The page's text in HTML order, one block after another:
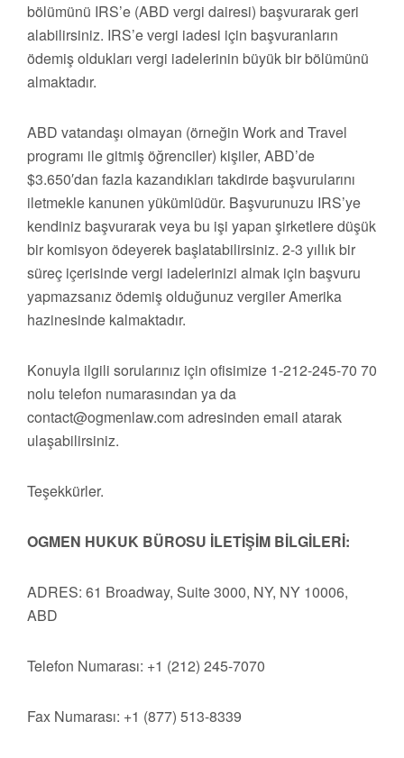
bölümünü IRS’e (ABD vergi dairesi) başvurarak geri
alabilirsiniz. IRS’e vergi iadesi için başvuranların
ödemiş oldukları vergi iadelerinin büyük bir bölümünü
almaktadır.
ABD vatandaşı olmayan (örneğin Work and Travel
programı ile gitmiş öğrenciler) kişiler, ABD’de
$3.650′dan fazla kazandıkları takdirde başvurularını
iletmekle kanunen yükümlüdür. Başvurunuzu IRS’ye
kendiniz başvurarak veya bu işi yapan şirketlere düşük
bir komisyon ödeyerek başlatabilirsiniz. 2-3 yıllık bir
süreç içerisinde vergi iadelerinizi almak için başvuru
yapmazsanız ödemiş olduğunuz vergiler Amerika
hazinesinde kalmaktadır.
Konuyla ilgili sorularınız için ofisimize 1-212-245-70 70
nolu telefon numarasından ya da
contact@ogmenlaw.comadresinden email atarak
ulaşabilirsiniz.
Teşekkürler.
OGMEN HUKUK BÜROSU İLETİŞİM BİLGİLERİ:
ADRES: 61 Broadway, Suite 3000, NY, NY 10006,
ABD
Telefon Numarası: +1 (212) 245-7070
Fax Numarası: +1 (877) 513-8339